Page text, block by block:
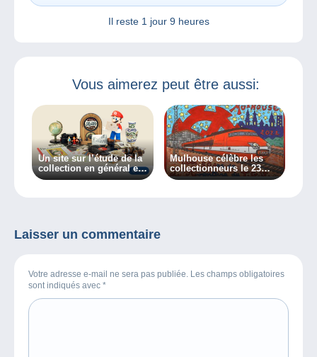
Il reste 1 jour 9 heures
Vous aimerez peut être aussi:
Un site sur l’étude de la
collection en général et
des collectionneurs en
Mulhouse célèbre les
collectionneurs le 23
octobre !
Laisser un commentaire
Votre adresse e-mail ne sera pas publiée. Les champs obligatoires
sont indiqués avec *